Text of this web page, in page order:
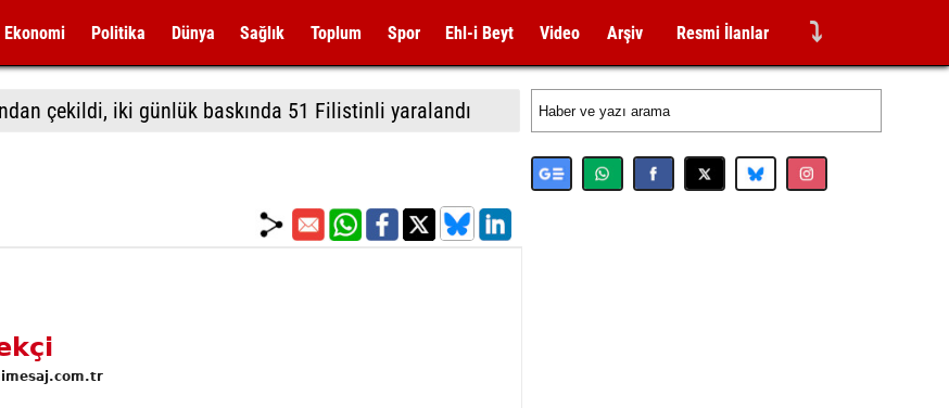
Ekonomi Politika Dünya Sağlık Toplum Spor Ehl-i Beyt Video Arşiv Resmi İlanlar ⤵
çekildi, iki günlük baskında 51 Filistinli yaralandı